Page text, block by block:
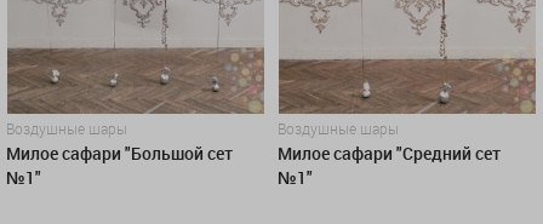
Воздушные шары
Милое сафари "Большой сет
№1"
Воздушные шары
Милое сафари "Средний сет
№1"